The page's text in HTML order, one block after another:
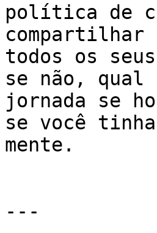
política de
todos os
se não, qual
jornada se
se você
mente.
---